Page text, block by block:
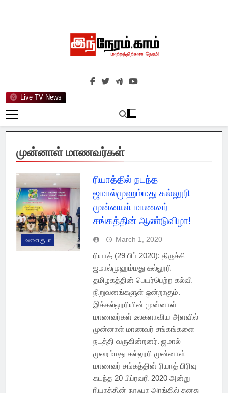
Live TV News
இந்நேரம்.காம்
செய்திகளுக்கு அப்பால்…
முன்னாள் மாணவர்கள்
வளைகுடா
ரியாத்தில் நடந்த
ஜமால்முஹம்மது கல்லூரி
முன்னாள் மாணவர்
சங்கத்தின் ஆண்டுவிழா!
March 1, 2020
ரியாத் (29 பிப் 2020): திருச்சி
ஜமால்முஹம்மது கல்லூரி
தமிழகத்தின் பெயர்பெற்ற கல்வி
நிறுவனங்களுள் ஒன்றாகும்.
இக்கல்லூரியின் முன்னாள்
மாணவர்கள் உலகளாவிய அளவில்
முன்னாள் மாணவர் சங்கங்களை
நடத்தி வருகின்றனர். ஜமால்
முஹம்மது கல்லூரி முன்னாள்
மாணவர் சங்கத்தின் ரியாத் பிரிவு
கடந்த 20 பிப்ரவரி 2020 அன்று
ரியாத்தின் நூஃபா அரங்கில் தனது